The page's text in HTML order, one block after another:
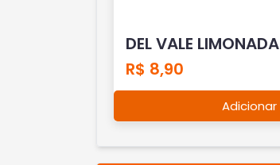
DEL VALE LIMONADA
R$ 8,90
Adicionar